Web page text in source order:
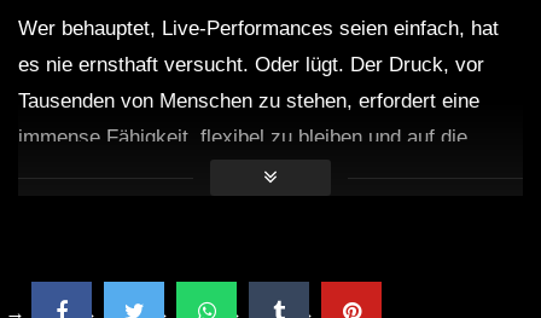
Wer behauptet, Live-Performances seien einfach, hat
es nie ernsthaft versucht. Oder lügt. Der Druck, vor
Tausenden von Menschen zu stehen, erfordert eine
immense Fähigkeit, flexibel zu bleiben und auf die
Energie des Publikums zu reagieren. Molina hat diesen
ist nie gleich, die Stimmung schwankt, und